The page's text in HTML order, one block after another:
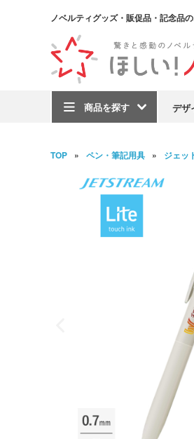
ノベルティグッズ・販促品・記念品
商品を探す デザ
TOP ペン・筆記用具 ジェッ